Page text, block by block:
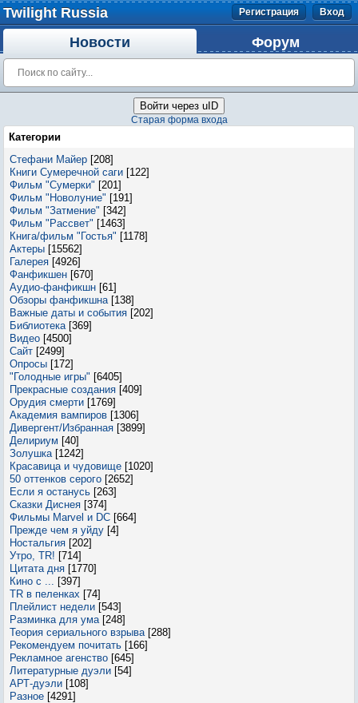
Twilight Russia Регистрация Вход
Новости Форум
Войти через uID
Старая форма входа
Категории
Стефани Майер [208]
Книги Сумеречной саги [122]
Фильм "Сумерки" [201]
Фильм "Новолуние" [191]
Фильм "Затмение" [342]
Фильм "Рассвет" [1463]
Книга/фильм "Гостья" [1178]
Актеры [15562]
Галерея [4926]
Фанфикшен [670]
Аудио-фанфикшн [61]
Обзоры фанфикшна [138]
Важные даты и события [202]
Библиотека [369]
Видео [4500]
Сайт [2499]
Опросы [172]
"Голодные игры" [6405]
Прекрасные создания [409]
Орудия смерти [1769]
Академия вампиров [1306]
Дивергент/Избранная [3899]
Делириум [40]
Золушка [1242]
Красавица и чудовище [1020]
50 оттенков серого [2652]
Если я останусь [263]
Сказки Диснея [374]
Фильмы Marvel и DC [664]
Прежде чем я уйду [4]
Ностальгия [202]
Утро, TR! [714]
Цитата дня [1770]
Кино с ... [397]
TR в пеленках [74]
Плейлист недели [543]
Разминка для ума [248]
Теория сериального взрыва [288]
Рекомендуем почитать [166]
Рекламное агенство [645]
Литературные дуэли [54]
АРТ-дуэли [108]
Разное [4291]